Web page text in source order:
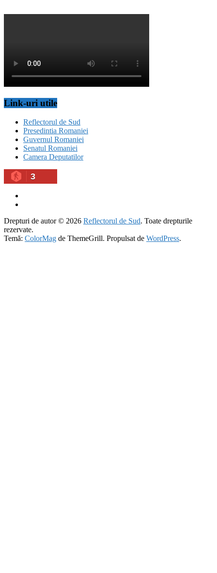
Link-uri utile
Reflectorul de Sud
Presedintia Romaniei
Guvernul Romaniei
Senatul Romaniei
Camera Deputatilor
3
Drepturi de autor © 2026 Reflectorul de Sud. Toate drepturile
rezervate.
Temă: ColorMag de ThemeGrill. Propulsat de WordPress.